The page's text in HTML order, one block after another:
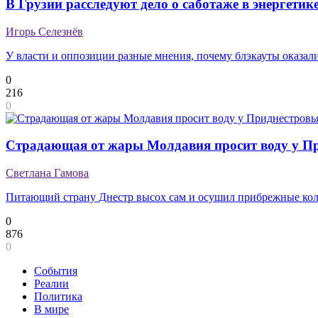
В Грузии расследуют дело о саботаже в
Игорь Селезнёв
У власти и оппозиции разные мнения, почему блэкауты
0
216
0
Страдающая от жары Молдавия просит воду у
Светлана Гамова
Питающий страну Днестр высох сам и осушил прибрежные
0
876
0
События
Реалии
Политика
В мире